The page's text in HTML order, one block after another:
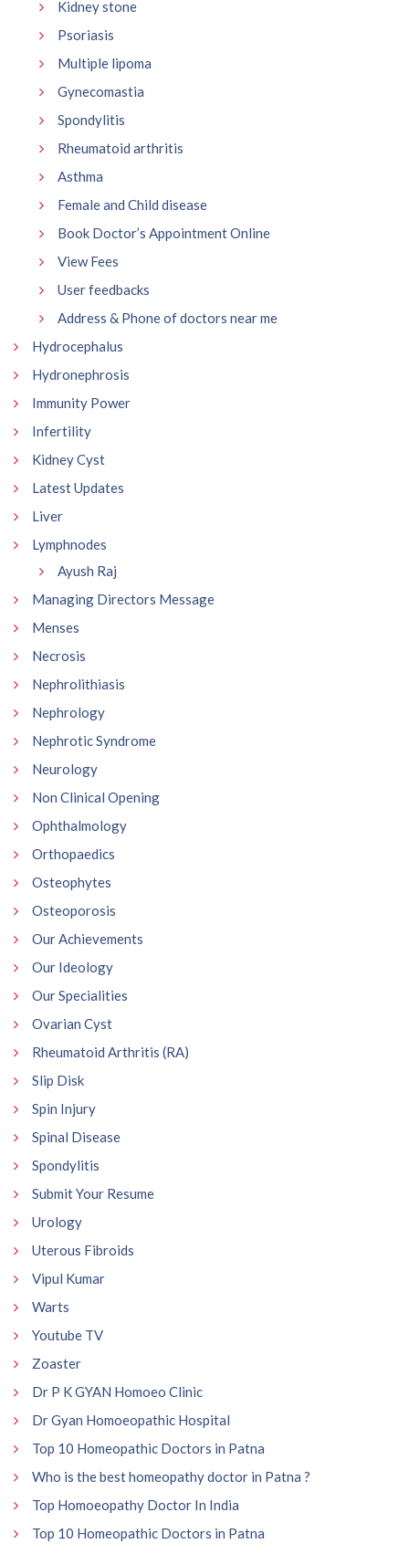
Kidney stone
Psoriasis
Multiple lipoma
Gynecomastia
Spondylitis
Rheumatoid arthritis
Asthma
Female and Child disease
Book Doctor’s Appointment Online
View Fees
User feedbacks
Address & Phone of doctors near me
Hydrocephalus
Hydronephrosis
Immunity Power
Infertility
Kidney Cyst
Latest Updates
Liver
Lymphnodes
Ayush Raj
Managing Directors Message
Menses
Necrosis
Nephrolithiasis
Nephrology
Nephrotic Syndrome
Neurology
Non Clinical Opening
Ophthalmology
Orthopaedics
Osteophytes
Osteoporosis
Our Achievements
Our Ideology
Our Specialities
Ovarian Cyst
Rheumatoid Arthritis (RA)
Slip Disk
Spin Injury
Spinal Disease
Spondylitis
Submit Your Resume
Urology
Uterous Fibroids
Vipul Kumar
Warts
Youtube TV
Zoaster
Dr P K GYAN Homoeo Clinic
Dr Gyan Homoeopathic Hospital
Top 10 Homeopathic Doctors in Patna
Who is the best homeopathy doctor in Patna ?
Top Homoeopathy Doctor In India
Top 10 Homeopathic Doctors in Patna